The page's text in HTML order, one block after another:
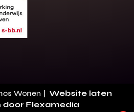
gratis offerte
de montage
Wonen | Website laten
door Flexamedia